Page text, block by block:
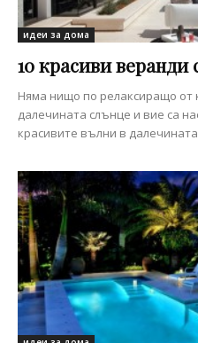
идеи за дома
10 красиви веранди
Няма нищо по релаксиращо от
далечината слънце и вие са
красивите вълни в